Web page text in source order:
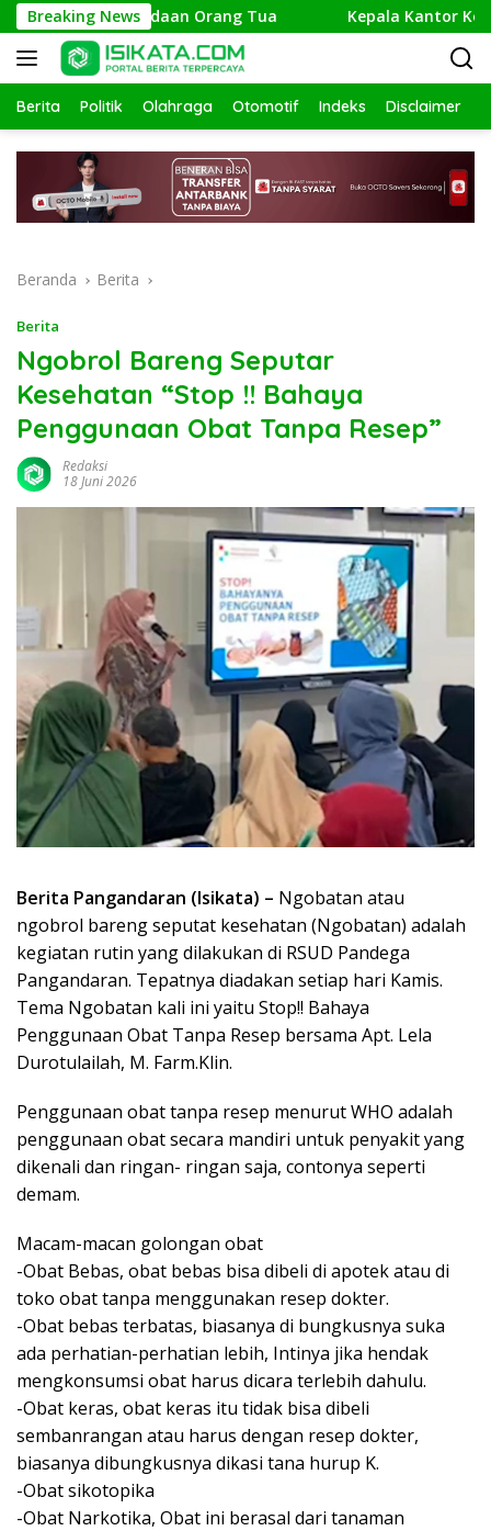
Langsung
ke
konten
Breaking News
Keberadaan Orang Tua Kepala Kantor
Berita Politik Olahraga Otomotif Indeks Disclaimer
Beranda Berita
Berita
Ngobrol Bareng Seputar
Kesehatan “Stop !! Bahaya
Penggunaan Obat Tanpa Resep”
Redaksi
18 Juni 2026
Berita Pangandaran (Isikata) – Ngobatan atau
ngobrol bareng seputat kesehatan (Ngobatan) adalah
kegiatan rutin yang dilakukan di RSUD Pandega
Pangandaran. Tepatnya diadakan setiap hari Kamis.
Tema Ngobatan kali ini yaitu Stop!! Bahaya
Penggunaan Obat Tanpa Resep bersama Apt. Lela
Durotulailah, M. Farm.Klin.
Penggunaan obat tanpa resep menurut WHO adalah
penggunaan obat secara mandiri untuk penyakit yang
dikenali dan ringan- ringan saja, contonya seperti
demam.
Macam-macan golongan obat
-Obat Bebas, obat bebas bisa dibeli di apotek atau di
toko obat tanpa menggunakan resep dokter.
-Obat bebas terbatas, biasanya di bungkusnya suka
ada perhatian-perhatian lebih, Intinya jika hendak
mengkonsumsi obat harus dicara terlebih dahulu.
-Obat keras, obat keras itu tidak bisa dibeli
sembanrangan atau harus dengan resep dokter,
biasanya dibungkusnya dikasi tana hurup K.
-Obat sikotopika
-Obat Narkotika, Obat ini berasal dari tanaman